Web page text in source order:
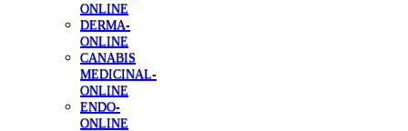
ONLINE
DERMA-
ONLINE
CANABIS
MEDICINAL-
ONLINE
ENDO-
ONLINE